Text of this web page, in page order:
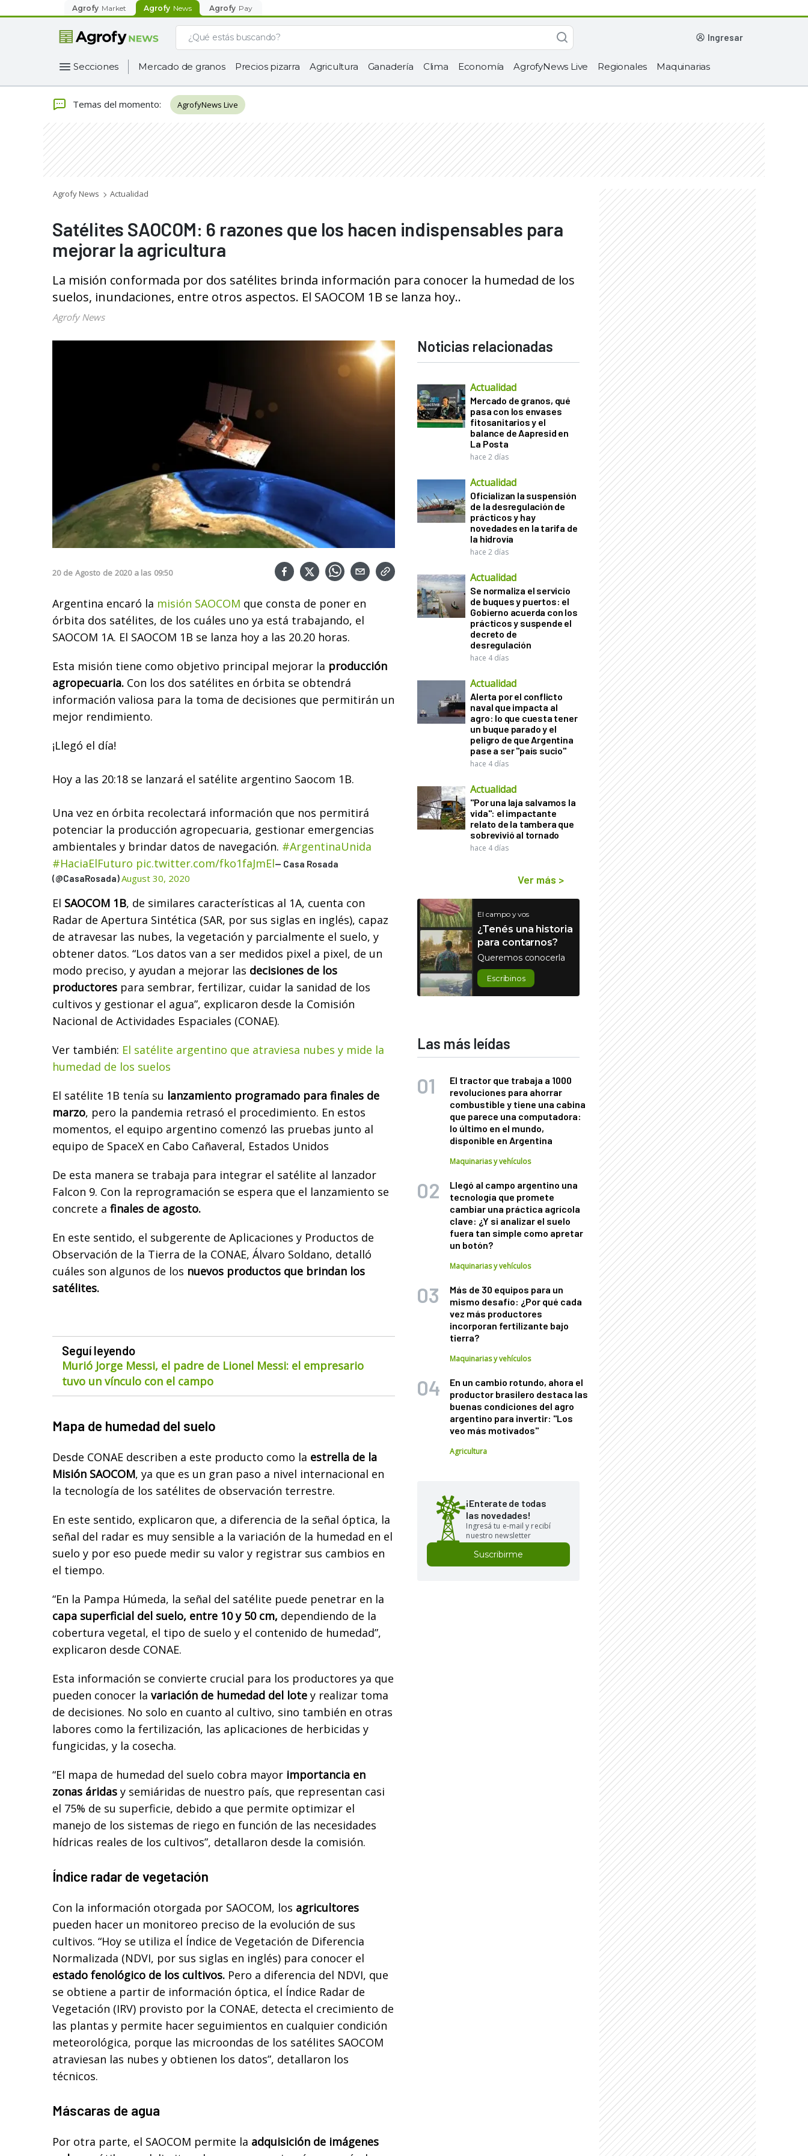
Agrofy Market Agrofy News Agrofy Pay
ingresar
Secciones Mercado de granos Precios pizarra Agricultura Ganadería Clima Economía AgrofyNews Live Regionales Maquinarias
Temas del momento: AgrofyNews Live
Agrofy News Actualidad
Satélites SAOCOM: 6 razones que los hacen indispensables para
mejorar la agricultura
La misión conformada por dos satélites brinda información para conocer la humedad de los
suelos, inundaciones, entre otros aspectos. El SAOCOM 1B se lanza hoy..
Agrofy News
20 de Agosto de 2020 a las 09:50
Argentina encaró la misión SAOCOM que consta de poner en
órbita dos satélites, de los cuáles uno ya está trabajando, el
SAOCOM 1A. El SAOCOM 1B se lanza hoy a las 20.20 horas.
Esta misión tiene como objetivo principal mejorar la producción
agropecuaria. Con los dos satélites en órbita se obtendrá
información valiosa para la toma de decisiones que permitirán un
mejor rendimiento.
¡Llegó el día!
Hoy a las 20:18 se lanzará el satélite argentino Saocom 1B.
Una vez en órbita recolectará información que nos permitirá
potenciar la producción agropecuaria, gestionar emergencias
ambientales y brindar datos de navegación. #ArgentinaUnida
#HaciaElFuturo pic.twitter.com/fko1faJmEl— Casa Rosada
(@CasaRosada)August 30, 2020
El SAOCOM 1B, de similares características al 1A, cuenta con
Radar de Apertura Sintética (SAR, por sus siglas en inglés), capaz
de atravesar las nubes, la vegetación y parcialmente el suelo, y
obtener datos. “Los datos van a ser medidos pixel a pixel, de un
modo preciso, y ayudan a mejorar las decisiones de los
productores para sembrar, fertilizar, cuidar la sanidad de los
cultivos y gestionar el agua”, explicaron desde la Comisión
Nacional de Actividades Espaciales (CONAE).
Ver también: El satélite argentino que atraviesa nubes y mide la
humedad de los suelos
El satélite 1B tenía su lanzamiento programado para finales de
marzo, pero la pandemia retrasó el procedimiento. En estos
momentos, el equipo argentino comenzó las pruebas junto al
equipo de SpaceX en Cabo Cañaveral, Estados Unidos
De esta manera se trabaja para integrar el satélite al lanzador
Falcon 9. Con la reprogramación se espera que el lanzamiento se
concrete a finales de agosto.
En este sentido, el subgerente de Aplicaciones y Productos de
Observación de la Tierra de la CONAE, Álvaro Soldano, detalló
cuáles son algunos de los nuevos productos que brindan los
satélites.
Seguí leyendo
Murió Jorge Messi, el padre de Lionel Messi: el empresario
tuvo un vínculo con el campo
Mapa de humedad del suelo
Desde CONAE describen a este producto como la estrella de la
Misión SAOCOM, ya que es un gran paso a nivel internacional en
la tecnología de los satélites de observación terrestre.
En este sentido, explicaron que, a diferencia de la señal óptica, la
señal del radar es muy sensible a la variación de la humedad en el
suelo y por eso puede medir su valor y registrar sus cambios en
el tiempo.
“En la Pampa Húmeda, la señal del satélite puede penetrar en la
capa superficial del suelo, entre 10 y 50 cm, dependiendo de la
cobertura vegetal, el tipo de suelo y el contenido de humedad”,
explicaron desde CONAE.
Esta información se convierte crucial para los productores ya que
pueden conocer la variación de humedad del lote y realizar toma
de decisiones. No solo en cuanto al cultivo, sino también en otras
labores como la fertilización, las aplicaciones de herbicidas y
fungicidas, y la cosecha.
“El mapa de humedad del suelo cobra mayor importancia en
zonas áridas y semiáridas de nuestro país, que representan casi
el 75% de su superficie, debido a que permite optimizar el
manejo de los sistemas de riego en función de las necesidades
hídricas reales de los cultivos”, detallaron desde la comisión.
Índice radar de vegetación
Con la información otorgada por SAOCOM, los agricultores
pueden hacer un monitoreo preciso de la evolución de sus
cultivos. “Hoy se utiliza el Índice de Vegetación de Diferencia
Normalizada (NDVI, por sus siglas en inglés) para conocer el
estado fenológico de los cultivos. Pero a diferencia del NDVI, que
se obtiene a partir de información óptica, el Índice Radar de
Vegetación (IRV) provisto por la CONAE, detecta el crecimiento de
las plantas y permite hacer seguimientos en cualquier condición
meteorológica, porque las microondas de los satélites SAOCOM
atraviesan las nubes y obtienen los datos”, detallaron los
técnicos.
Máscaras de agua
Por otra parte, el SAOCOM permite la adquisición de imágenes
Noticias relacionadas
Actualidad
Mercado de granos, qué
pasa con los envases
fitosanitarios y el
balance de Aapresid en
La Posta
hace 2 días
Actualidad
Oficializan la suspensión
de la desregulación de
prácticos y hay
novedades en la tarifa de
la hidrovía
hace 2 días
Actualidad
Se normaliza el servicio
de buques y puertos: el
Gobierno acuerda con los
prácticos y suspende el
decreto de
desregulación
hace 4 días
Actualidad
Alerta por el conflicto
naval que impacta al
agro: lo que cuesta tener
un buque parado y el
peligro de que Argentina
pase a ser "país sucio"
hace 4 días
Actualidad
"Por una laja salvamos la
vida": el impactante
relato de la tambera que
sobrevivió al tornado
hace 4 días
Ver más >
El campo y vos
¿Tenés una historia
para contarnos?
Queremos conocerla
Escribinos
Las más leídas
El tractor que trabaja a 1000
revoluciones para ahorrar
combustible y tiene una cabina
que parece una computadora:
lo último en el mundo,
disponible en Argentina
Maquinarias y vehículos
Llegó al campo argentino una
tecnología que promete
cambiar una práctica agrícola
clave: ¿Y si analizar el suelo
fuera tan simple como apretar
un botón?
Maquinarias y vehículos
Más de 30 equipos para un
mismo desafío: ¿Por qué cada
vez más productores
incorporan fertilizante bajo
tierra?
Maquinarias y vehículos
En un cambio rotundo, ahora el
productor brasilero destaca las
buenas condiciones del agro
argentino para invertir: "Los
veo más motivados"
Agricultura
¡Enterate de todas
las novedades!
Ingresá tu e-mail y recibí
nuestro newsletter
Suscribirme